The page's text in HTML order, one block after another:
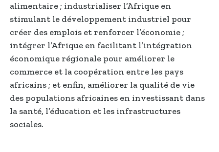
alimentaire ; industrialiser l’Afrique en
stimulant le développement industriel pour
créer des emplois et renforcer l’économie ;
intégrer l’Afrique en facilitant l’intégration
économique régionale pour améliorer le
commerce et la coopération entre les pays
africains ; et enfin, améliorer la qualité de vie
des populations africaines en investissant dans
la santé, l’éducation et les infrastructures
sociales.